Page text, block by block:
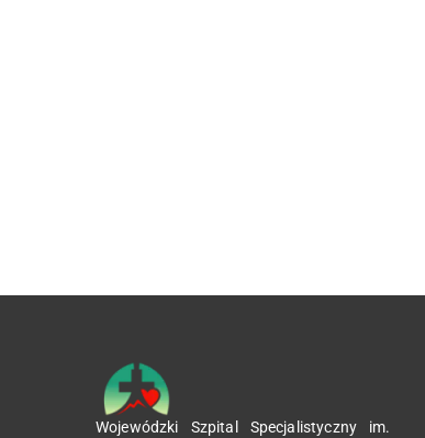
Wojewódzki Szpital Specjalistyczny im.